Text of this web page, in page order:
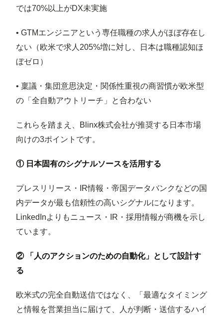
では70%以上がDX未実施
• GTMエンジニアという専任職種の求人がほぼ存在し
ない（欧米で求人205%増に対し、日本は職種認知ほ
ぼゼロ）
• 稟議・集団意思決定・関係性重視の商習慣が欧米型
の「全自動アウトリーチ」と合わない
これらを踏まえ、Blinx株式会社が推奨する日本市場
向けの3ポイントです。
① 日本固有のシグナルソースを活用する
プレスリリース・IR情報・帝国データバンクなどの国
内データが最も信頼性の高いシグナルになります。
LinkedInよりもニュース・IR・採用情報が商機を示し
ています。
② 「人のアクションのための自動化」として設計す
る
欧米式の完全自動送信ではなく、「最適なタイミング
と情報を営業担当に届けて、人が判断・送信するハイ